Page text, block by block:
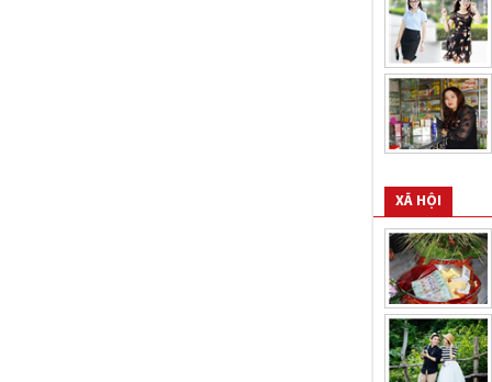
XÃ HỘI